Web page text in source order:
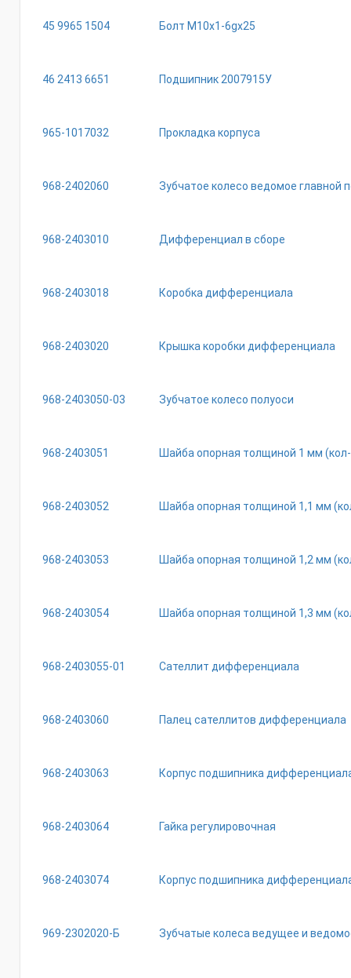
45 9965 1504 Болт М10х1-6gх25
46 2413 6651 Подшипник 2007915У
965-1017032 Прокладка корпуса
968-2402060 Зубчатое колесо ведомое главной
968-2403010 Дифференциал в сборе
968-2403018 Коробка дифференциала
968-2403020 Крышка коробки дифференциала
968-2403050-03 Зубчатое колесо полуоси
968-2403051 Шайба опорная толщиной 1 мм
968-2403052 Шайба опорная толщиной 1,1 мм
968-2403053 Шайба опорная толщиной 1,2 мм
968-2403054 Шайба опорная толщиной 1,3 мм
968-2403055-01 Сателлит дифференциала
968-2403060 Палец сателлитов дифференциала
968-2403063 Корпус подшипника
968-2403064 Гайка регулировочная
968-2403074 Корпус подшипника
969-2302020-Б Зубчатые колеса ведущее и